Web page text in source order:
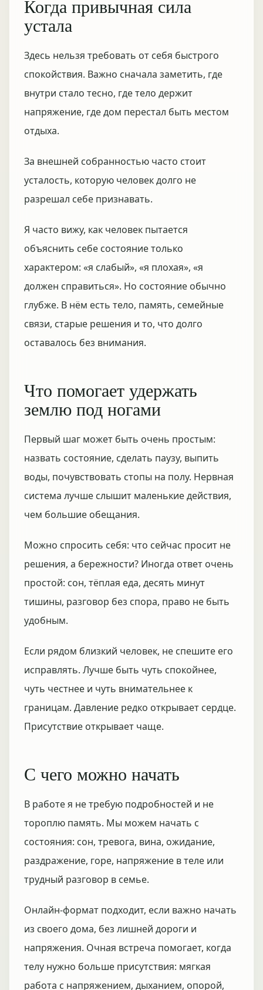
Когда привычная сила
устала
Здесь нельзя требовать от себя быстрого
спокойствия. Важно сначала заметить, где
внутри стало тесно, где тело держит
напряжение, где дом перестал быть местом
отдыха.
За внешней собранностью часто стоит
усталость, которую человек долго не
разрешал себе признавать.
Я часто вижу, как человек пытается
объяснить себе состояние только
характером: «я слабый», «я плохая», «я
должен справиться». Но состояние обычно
глубже. В нём есть тело, память, семейные
связи, старые решения и то, что долго
оставалось без внимания.
Что помогает удержать
землю под ногами
Первый шаг может быть очень простым:
назвать состояние, сделать паузу, выпить
воды, почувствовать стопы на полу. Нервная
система лучше слышит маленькие действия,
чем большие обещания.
Можно спросить себя: что сейчас просит не
решения, а бережности? Иногда ответ очень
простой: сон, тёплая еда, десять минут
тишины, разговор без спора, право не быть
удобным.
Если рядом близкий человек, не спешите его
исправлять. Лучше быть чуть спокойнее,
чуть честнее и чуть внимательнее к
границам. Давление редко открывает сердце.
Присутствие открывает чаще.
С чего можно начать
В работе я не требую подробностей и не
тороплю память. Мы можем начать с
состояния: сон, тревога, вина, ожидание,
раздражение, горе, напряжение в теле или
трудный разговор в семье.
Онлайн-формат подходит, если важно начать
из своего дома, без лишней дороги и
напряжения. Очная встреча помогает, когда
телу нужно больше присутствия: мягкая
работа с напряжением, дыханием, опорой,